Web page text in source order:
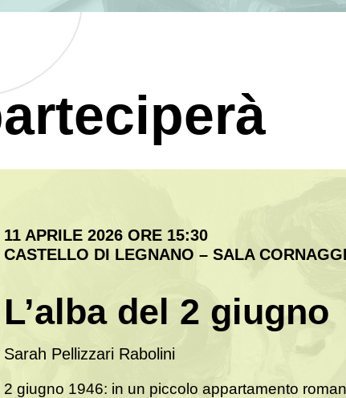
11 APRILE 2026 ORE 15:30
CASTELLO DI LEGNANO – SALA
L’alba del 2 giugno
Sarah Pellizzari Rabolini
2 giugno 1946: in un piccolo appartamento